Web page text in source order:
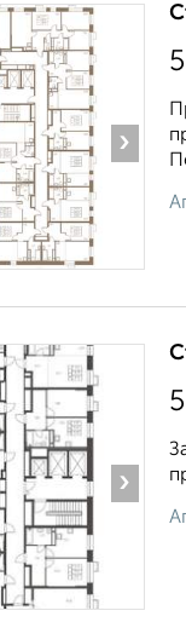
›
›